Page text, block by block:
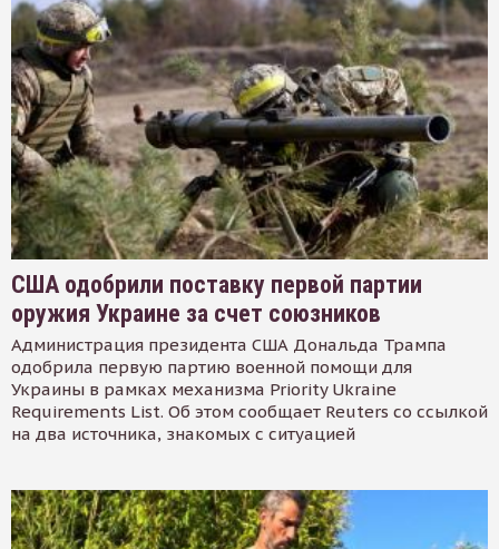
США одобрили поставку первой партии
оружия Украине за счет союзников
Администрация президента США Дональда Трампа
одобрила первую партию военной помощи для
Украины в рамках механизма Priority Ukraine
Requirements List. Об этом сообщает Reuters со ссылкой
на два источника, знакомых с ситуацией